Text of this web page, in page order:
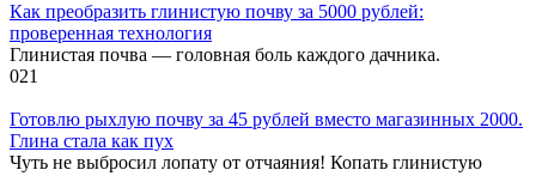
Как преобразить глинистую почву за 5000 рублей:
проверенная технология
Глинистая почва — головная боль каждого дачника.
021
Готовлю рыхлую почву за 45 рублей вместо магазинных 2000.
Глина стала как пух
Чуть не выбросил лопату от отчаяния! Копать глинистую